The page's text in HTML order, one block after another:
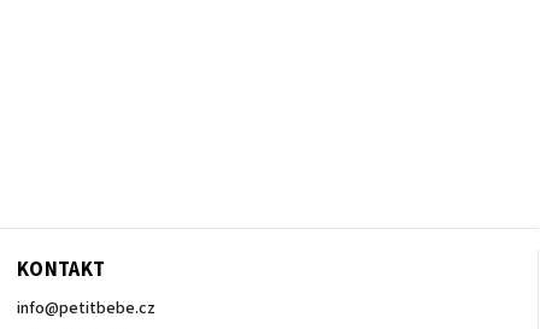
KONTAKT
info@petitbebe.cz